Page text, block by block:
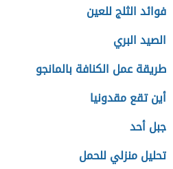
فوائد الثلج للعين
الصيد البري
طريقة عمل الكنافة بالمانجو
أين تقع مقدونيا
جبل أحد
تحليل منزلي للحمل